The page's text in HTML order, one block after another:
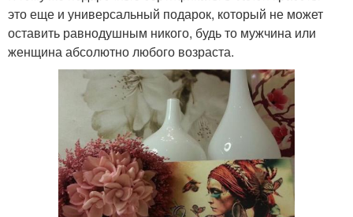
это еще и универсальный подарок, который не может
оставить равнодушным никого, будь то мужчина или
женщина абсолютно любого возраста.